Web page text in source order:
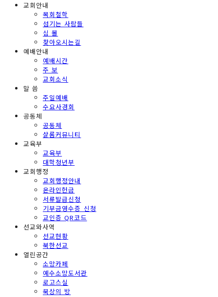
교회안내
목회철학
섬기는 사람들
심 볼
찾아오시는길
예배안내
예배시간
주 보
교회소식
말 씀
주일예배
수요사경회
공동체
공동체
샬롬커뮤니티
교육부
교육부
대학청년부
교회행정
교회행정안내
온라인헌금
서류발급신청
기부금영수증 신청
교인증 QR코드
선교와사역
선교현황
북한선교
열린공간
소망카페
예수소망도서관
로고스실
묵상의 방